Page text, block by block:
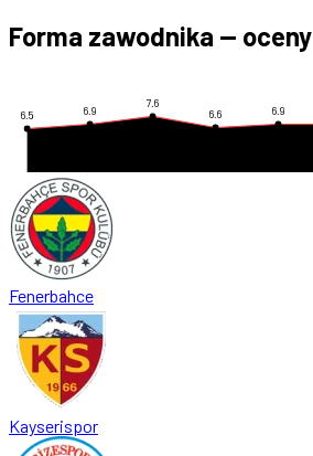
Forma zawodnika — oceny
6.5 6.9
7.6
6.6
6.9
Fenerbahce
Kayserispor